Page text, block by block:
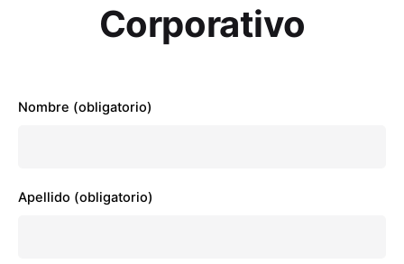
Corporativo
Nombre (obligatorio)
Apellido (obligatorio)